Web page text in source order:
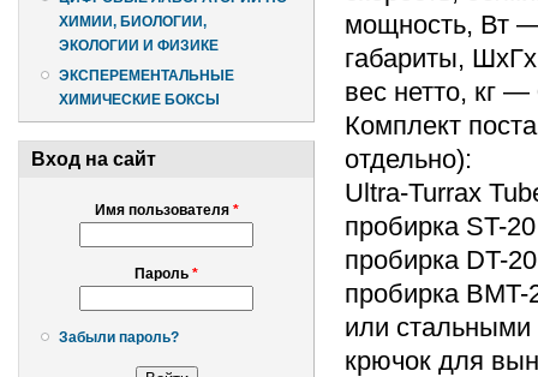
ХИМИИ, БИОЛОГИИ,
ЭКОЛОГИИ И ФИЗИКЕ
ЭКСПЕРЕМЕНТАЛЬНЫЕ
ХИМИЧЕСКИЕ БОКСЫ
Вход на сайт
Имя пользователя *
Пароль *
Забыли пароль?
мощность, Вт
габариты,
вес нетто, кг —
Комплект
отдельно):
Ultra-Turrax
пробирка ST-
пробирка DT-
пробирка
или
крючок для